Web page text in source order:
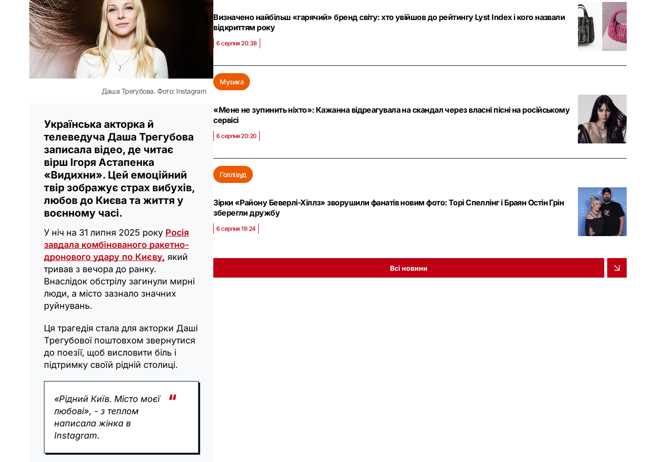
Даша Трегубова. Фото: Instagram
Українська акторка й
телеведуча Даша Трегубова
записала відео, де читає
вірш Ігоря Астапенка
«Видихни». Цей емоційний
твір зображує страх вибухів,
любов до Києва та життя у
воєнному часі.
У ніч на 31 липня 2025 року Росія
завдала комбінованого ракетно-
дронового удару по Києву, який
тривав з вечора до ранку.
Внаслідок обстрілу загинули мирні
люди, а місто зазнало значних
руйнувань.
Ця трагедія стала для акторки Даші
Трегубової поштовхом звернутися
до поезії, щоб висловити біль і
підтримку своїй рідній столиці.
«Рідний Київ. Місто моєї
любові», - з теплом
написала жінка в
Instagram.
Визначено найбільш «гарячий» бренд світу: хто увійшов до рейтингу Lyst Index і кого назвали
відкриттям року
6 серпня 20:38
Музика
«Мене не зупинить ніхто»: Кажанна відреагувала на скандал через власні пісні на російському
сервісі
6 серпня 20:20
Голлівуд
Зірки «Району Беверлі-Хіллз» зворушили фанатів новим фото: Торі Спеллінг і Браян Остін Грін
зберегли дружбу
6 серпня 19:24
Всі новини